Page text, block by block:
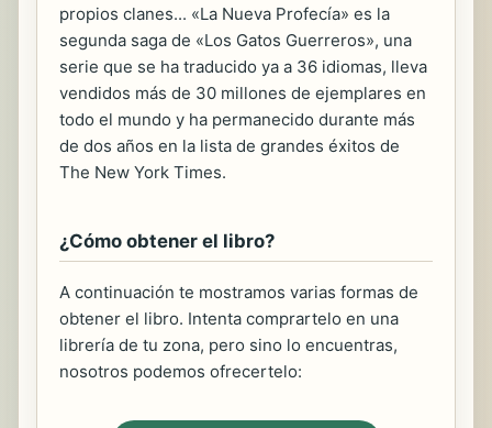
propios clanes... «La Nueva Profecía» es la
segunda saga de «Los Gatos Guerreros», una
serie que se ha traducido ya a 36 idiomas, lleva
vendidos más de 30 millones de ejemplares en
todo el mundo y ha permanecido durante más
de dos años en la lista de grandes éxitos de
The New York Times.
¿Cómo obtener el libro?
A continuación te mostramos varias formas de
obtener el libro. Intenta comprartelo en una
librería de tu zona, pero sino lo encuentras,
nosotros podemos ofrecertelo: